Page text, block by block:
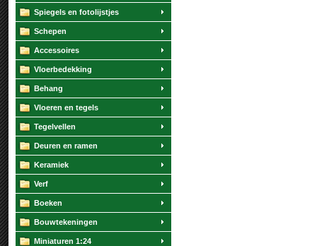
Spiegels en fotolijstjes
Schepen
Accessoires
Vloerbedekking
Behang
Vloeren en tegels
Tegelvellen
Deuren en ramen
Keramiek
Verf
Boeken
Bouwtekeningen
Miniaturen 1:24